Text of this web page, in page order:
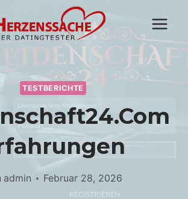
TESTBERICHTE
admin Februar 28, 2026